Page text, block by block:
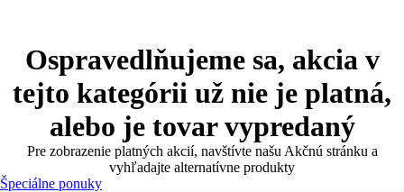
Ospravedlňujeme sa, akcia v
tejto kategórii už nie je platná,
alebo je tovar vypredaný
Pre zobrazenie platných akcií, navštívte našu Akčnú stránku a
vyhľadajte alternatívne produkty
Špeciálne ponuky